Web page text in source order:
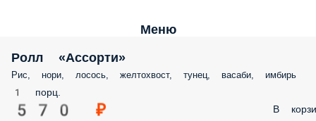
Меню
Ролл «Ассорти»
Рис, нори, лосось, желтохвост, тунец, васаби, имбирь
1 порц.
570 ₽ В